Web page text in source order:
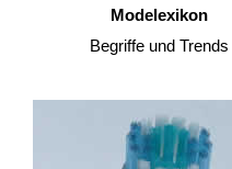
Modelexikon
Begriffe und Trends